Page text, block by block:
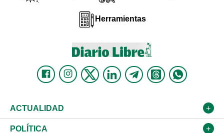
Herramientas
ACTUALIDAD
Nacional
POLÍTICA